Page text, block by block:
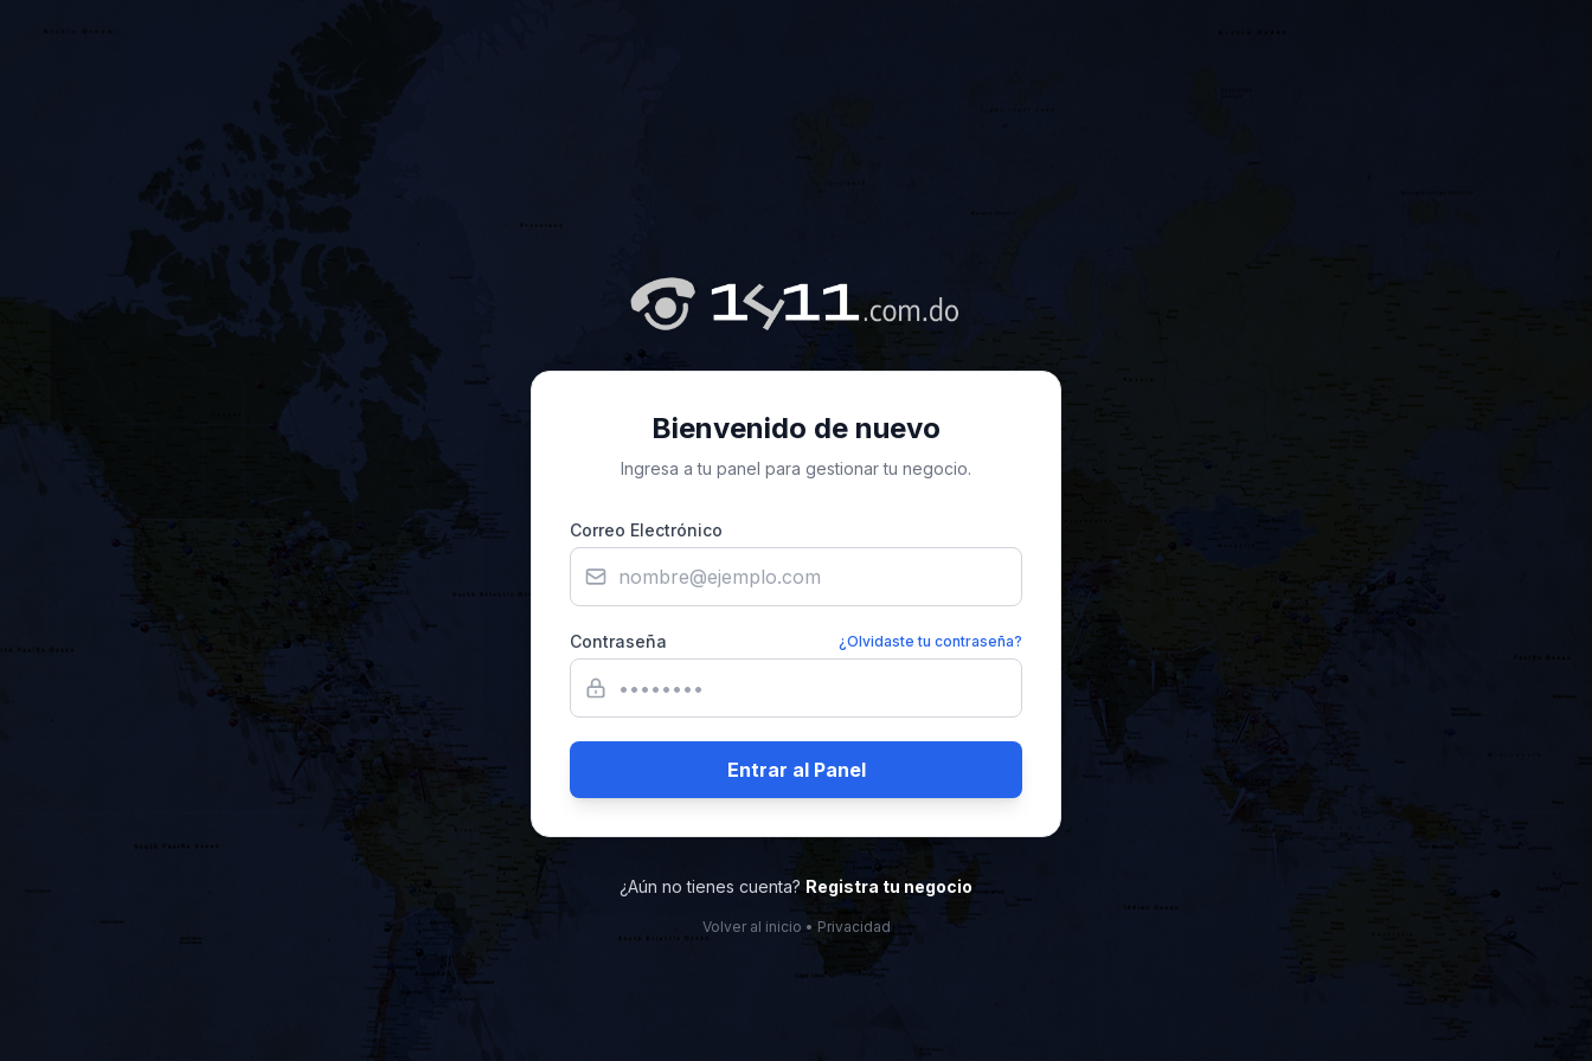
Bienvenido de nuevo
Ingresa a tu panel para gestionar tu negocio.
Correo Electrónico
Contraseña ¿Olvidaste tu contraseña?
Entrar al Panel
¿Aún no tienes cuenta? Registra tu negocio
Volver al inicio • Privacidad